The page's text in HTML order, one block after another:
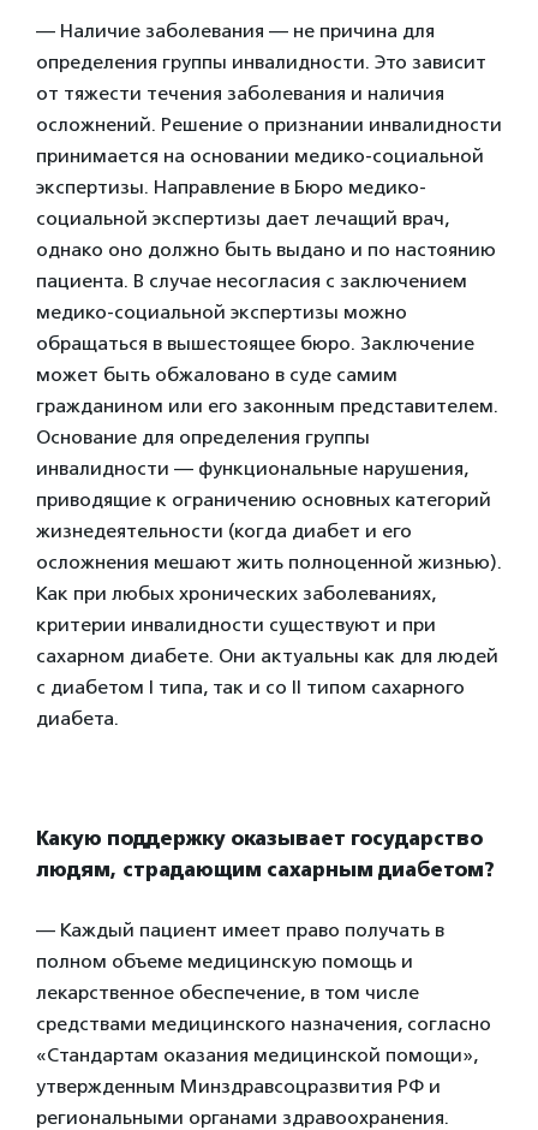
— Наличие заболевания — не причина для
определения группы инвалидности. Это зависит
от тяжести течения заболевания и наличия
осложнений. Решение о признании инвалидности
принимается на основании медико-социальной
экспертизы. Направление в Бюро медико-
социальной экспертизы дает лечащий врач,
однако оно должно быть выдано и по настоянию
пациента. В случае несогласия с заключением
медико-социальной экспертизы можно
обращаться в вышестоящее бюро. Заключение
может быть обжаловано в суде самим
гражданином или его законным представителем.
Основание для определения группы
инвалидности — функциональные нарушения,
приводящие к ограничению основных категорий
жизнедеятельности (когда диабет и его
осложнения мешают жить полноценной жизнью).
Как при любых хронических заболеваниях,
критерии инвалидности существуют и при
сахарном диабете. Они актуальны как для людей
с диабетом I типа, так и со II типом сахарного
диабета.
Какую поддержку оказывает государство
людям, страдающим сахарным диабетом?
— Каждый пациент имеет право получать в
полном объеме медицинскую помощь и
лекарственное обеспечение, в том числе
средствами медицинского назначения, согласно
«Стандартам оказания медицинской помощи»,
утвержденным Минздравсоцразвития РФ и
региональными органами здравоохранения.